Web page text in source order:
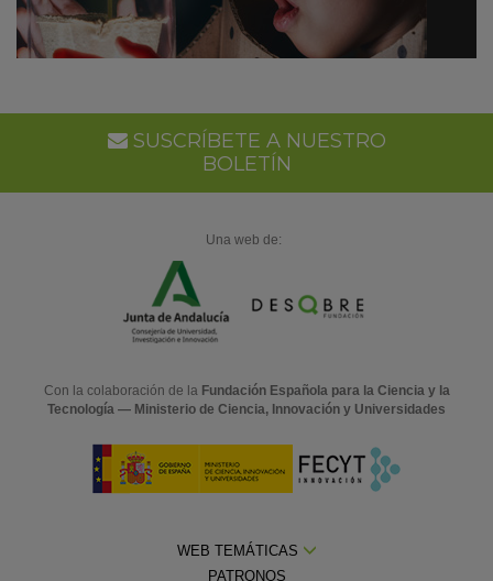
SUSCRÍBETE A NUESTRO
BOLETÍN
Una web de:
Con la colaboración de la Fundación Española para la Ciencia y la
Tecnología — Ministerio de Ciencia, Innovación y Universidades
WEB TEMÁTICAS
PATRONOS